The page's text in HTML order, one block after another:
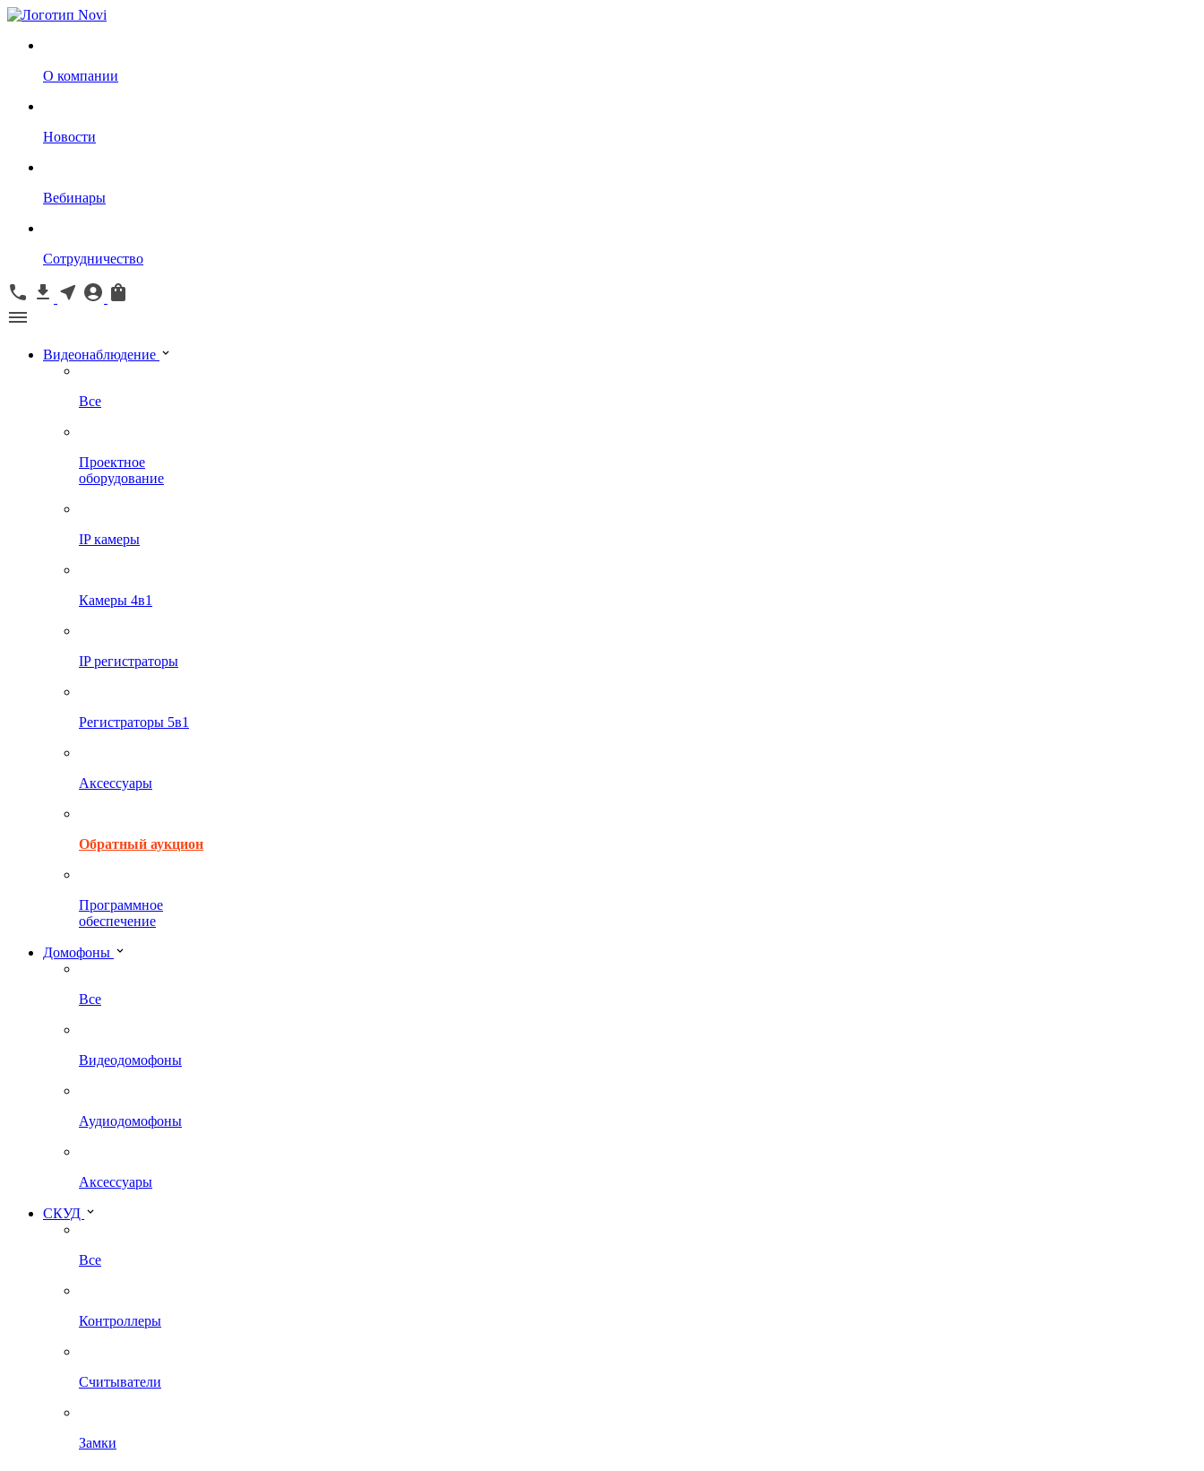
О компании
Новости
Вебинары
Сотрудничество
Видеонаблюдение
Все
Проектное
оборудование
IP камеры
Камеры 4в1
IP регистраторы
Регистраторы 5в1
Аксессуары
Обратный аукцион
Программное
обеспечение
Домофоны
Все
Видеодомофоны
Аудиодомофоны
Аксессуары
СКУД
Все
Контроллеры
Считыватели
Замки